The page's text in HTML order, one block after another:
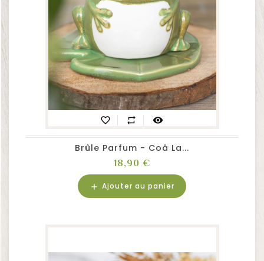
favorite_border repeat visibility
Brûle Parfum - Coâ La...
Prix
18,90 €
add Ajouter au panier